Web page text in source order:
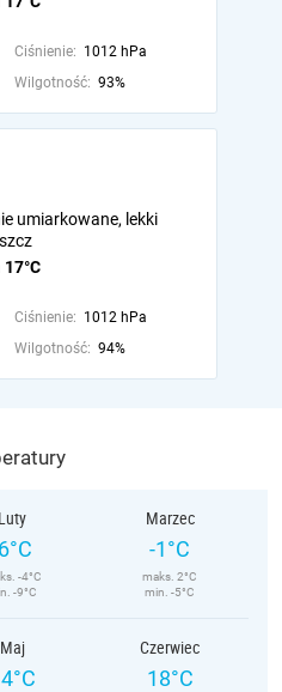
Ciśnienie: 1012 hPa
Wilgotność: 93%
17°C
umiarkowane, lekki
Ciśnienie: 1012 hPa
Wilgotność: 94%
Luty
-4°C
-9°C
Marzec
-1°C
maks. 2°C
min. -5°C
Maj Czerwiec
18°C